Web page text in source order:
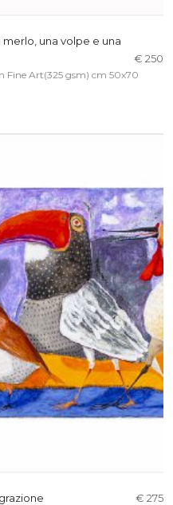
una volpe e una
€ 250
Fine Art(325 gsm) cm 50x70
€ 275